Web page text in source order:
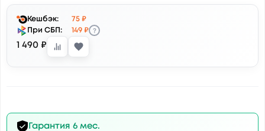
Кешбэк:
75 ₽
При СБП:
149 ₽ ?
1 490 ₽
Гарантия 6 мес.